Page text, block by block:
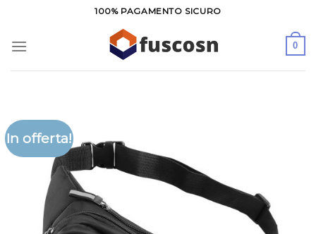
contenuti
100% PAGAMENTO SICURO
0
In offerta!